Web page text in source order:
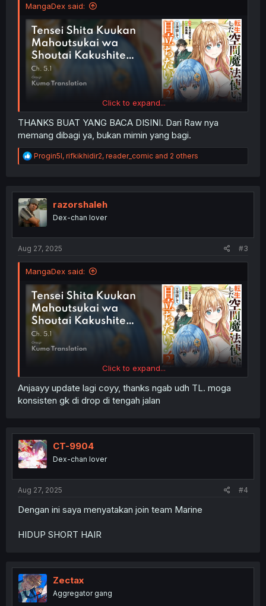
MangaDex said:
Click to expand...
THANKS BUAT YANG BACA DISINI. Dari Raw nya
memang dibagi ya, bukan mimin yang bagi.
R
e
t
i
o
n
Progin5l, rifkikhidir2, reader_comic and 2 others
razorshaleh
Dex-chan lover
Aug 27, 2025 #3
MangaDex said:
Click to expand...
Anjaayy update lagi coyy, thanks ngab udh TL. moga
konsisten gk di drop di tengah jalan
CT-9904
Dex-chan lover
Aug 27, 2025 #4
Dengan ini saya menyatakan join team Marine
HIDUP SHORT HAIR
Zectax
Aggregator gang